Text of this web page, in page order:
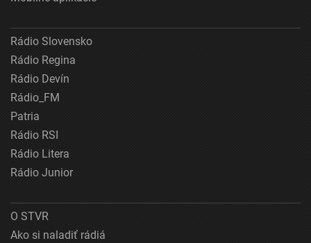
Rádio Slovensko
Rádio Regina
Rádio Devín
Rádio_FM
Patria
Rádio RSI
Rádio Litera
Rádio Junior
O STVR
Ako si naladiť rádiá